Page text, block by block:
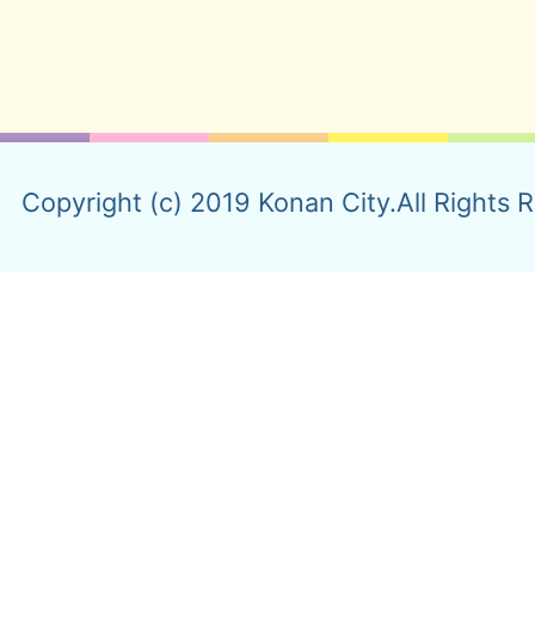
Copyright (c) 2019 Konan City.All Rights